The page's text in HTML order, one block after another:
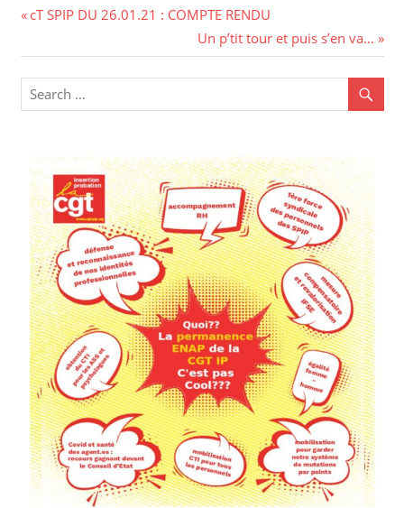
Navigation
de
l’article
Previous
cT SPIP DU 26.01.21 : COMPTE RENDU
Next
Post:
Un p’tit tour et puis s’en va…